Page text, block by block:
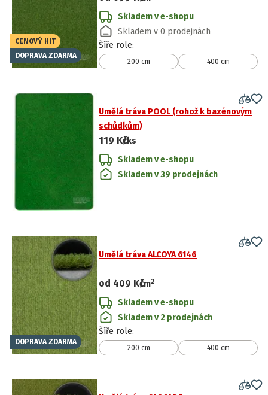
CENOVÝ HIT
DOPRAVA ZDARMA
Skladem v e-shopu
Skladem v 0 prodejnách
Šíře role:
200 cm 400 cm
Umělá tráva POOL (rohož k bazénovým
schůdkům)
119 Kč/ks
Skladem v e-shopu
Skladem v 39 prodejnách
DOPRAVA ZDARMA
Umělá tráva ALCOYA 6146
od 409 Kč
/m2
Skladem v e-shopu
Skladem v 2 prodejnách
Šíře role:
200 cm 400 cm